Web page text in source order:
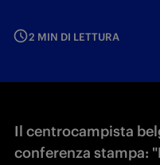
2 MIN DI LETTURA
Il centrocampista
conferenza stampa: